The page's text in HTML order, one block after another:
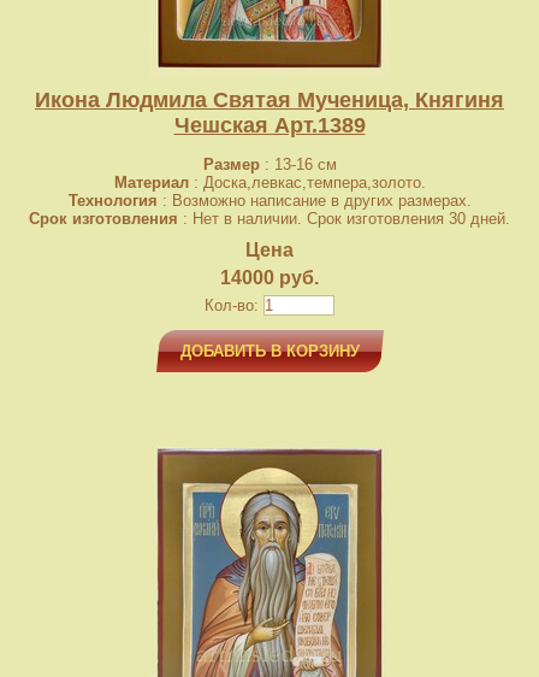
Икона Людмила Святая Мученица, Княгиня
Чешская Арт.1389
Размер: 13-16 см
Материал: Доска,левкас,темпера,золото.
Технология : Возможно написание в других размерах.
Срок изготовления : Нет в наличии. Срок изготовления 30 дней.
Цена
14000 руб.
Кол-во:
ДОБАВИТЬ В КОРЗИНУ